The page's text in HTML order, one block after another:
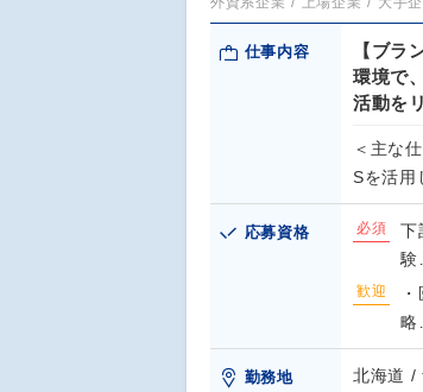
仕事内容
【ブラ
環境で
活動を
＜主な
Sを活用
応募資格 必須
下
験
歓迎
略
勤務地
北海道 /